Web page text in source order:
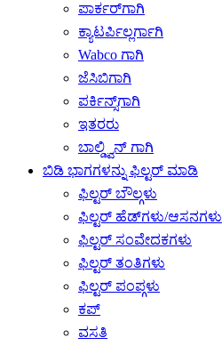
ಪಾರ್ಕರ್‌ಗಾಗಿ
ಕ್ಯಾಟರ್ಪಿಲ್ಲರ್ಗಾಗಿ
Wabco ಗಾಗಿ
ಜೆಸಿಬಿಗಾಗಿ
ಪರ್ಕಿನ್ಸ್‌ಗಾಗಿ
ಇತರರು
ಬಾಲ್ಡ್ವಿನ್ ಗಾಗಿ
ಬಿಡಿ ಭಾಗಗಳನ್ನು ಫಿಲ್ಟರ್ ಮಾಡಿ
ಫಿಲ್ಟರ್ ಬೌಲ್ಗಳು
ಫಿಲ್ಟರ್ ಹೆಡ್‌ಗಳು/ಆಸನಗಳು
ಫಿಲ್ಟರ್ ಸಂವೇದಕಗಳು
ಫಿಲ್ಟರ್ ತಂತಿಗಳು
ಫಿಲ್ಟರ್ ಪಂಪ್ಗಳು
ಕಪ್
ವಸತಿ